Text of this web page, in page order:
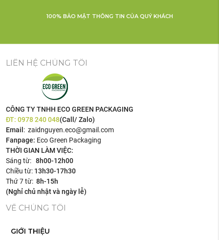
100% BẢO MẬT THÔNG TIN CỦA QUÝ KHÁCH
LIÊN HỆ CHÚNG TÔI
CÔNG TY TNHH ECO GREEN PACKAGING
ĐT:0978 240 048(Call/ Zalo)
Email : zaidnguyen.eco@gmail.com
Fanpage: Eco Green Packaging
THỜI GIAN LÀM VIỆC:
Sáng từ:8h00-12h00
Chiều từ: 13h30-17h30
Thứ 7 từ:8h-15h
(Nghỉ chủ nhật và ngày lễ)
VỀ CHÚNG TÔI
GIỚI THIỆU